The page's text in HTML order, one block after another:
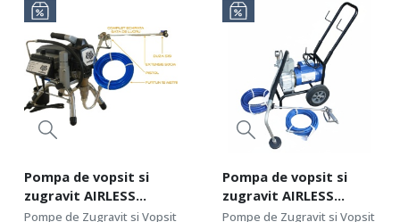
Pompa de vopsit si
zugravit AIRLESS
Piston Profesională cu
Pompe de Zugravit si Vopsit
Pompa de vopsit si
zugravit AIRLESS
Diafragma
Pompe de Zugravit si Vopsit